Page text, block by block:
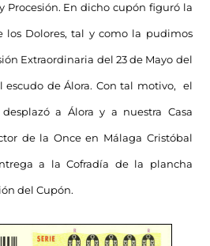
Procesión. En dicho cupón figuró la
los Dolores, tal y como la pudimos
Extraordinaria del 23 de Mayo del
escudo de Álora. Con tal motivo, el
a Álora y a nuestra Casa
de la Once en Málaga Cristóbal
a la Cofradía de la plancha
del Cupón.